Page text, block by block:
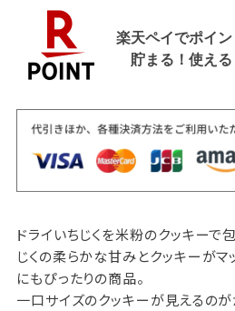
ドライいちじくを米粉のクッキーで
じくの柔らかな甘みとクッキーがマ
にもぴったりの商品。
一口サイズのクッキーが見えるの